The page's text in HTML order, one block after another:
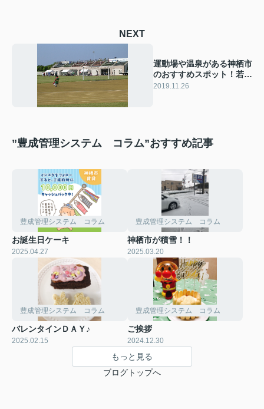
NEXT
運動場や温泉がある神栖市
のおすすめスポット！若松
緑地のご紹介
2019.11.26
”豊成管理システム コラム”おすすめ記事
豊成管理システム コラム
お誕生日ケーキ
2025.04.27
豊成管理システム コラム
神栖市が積雪！！
2025.03.20
豊成管理システム コラム
バレンタインＤＡＹ♪
2025.02.15
豊成管理システム コラム
ご挨拶
2024.12.30
もっと見る
ブログトップへ